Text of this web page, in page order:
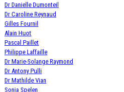
Dr Danielle Dumonteil
Dr Caroline Reynaud
Gilles Fournil
Alain Huot
Pascal Paillet
Philippe Laffaille
Dr Marie-Solange Raymond
Dr Antony Pulli
Dr Mathilde Vian
Sonia Spelen